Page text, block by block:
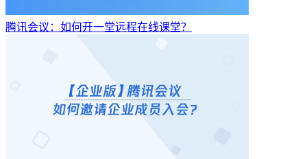
腾讯会议：如何开一堂远程在线课堂？